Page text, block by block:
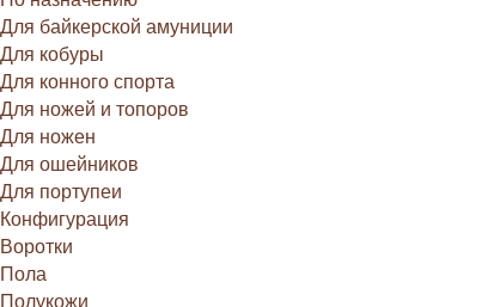
Для байкерской амуниции
Для кобуры
Для конного спорта
Для ножей и топоров
Для ножен
Для ошейников
Для портупеи
Конфигурация
Воротки
Пола
Полукожи